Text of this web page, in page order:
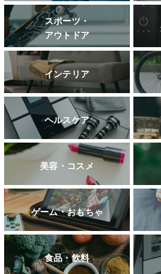
スポーツ・
アウトドア
インテリア
ヘルスケア
美容・コスメ
ゲーム・おもちゃ
食品・飲料